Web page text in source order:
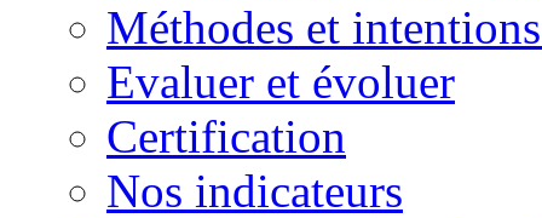
Méthodes et
Evaluer et évoluer
Certification
Nos indicateurs